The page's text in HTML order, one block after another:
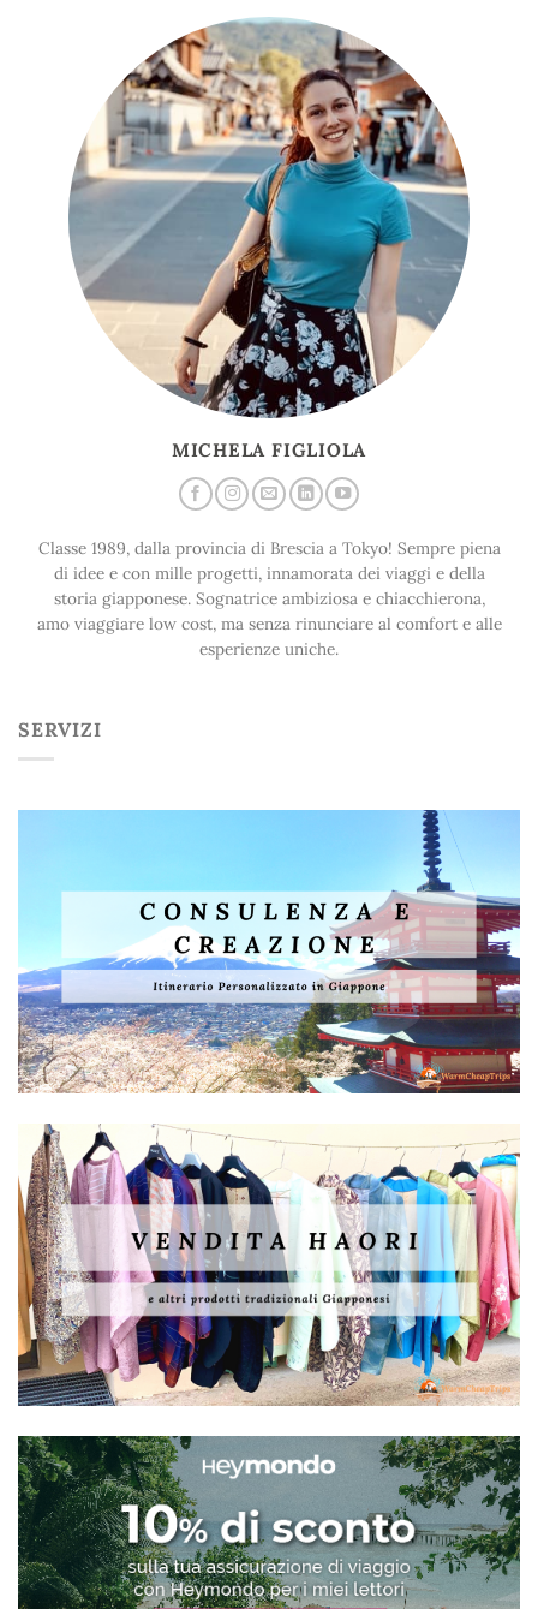
MICHELA FIGLIOLA
Classe 1989, dalla provincia di Brescia a Tokyo! Sempre piena
di idee e con mille progetti, innamorata dei viaggi e della
storia giapponese. Sognatrice ambiziosa e chiacchierona,
amo viaggiare low cost, ma senza rinunciare al comfort e alle
esperienze uniche.
SERVIZI